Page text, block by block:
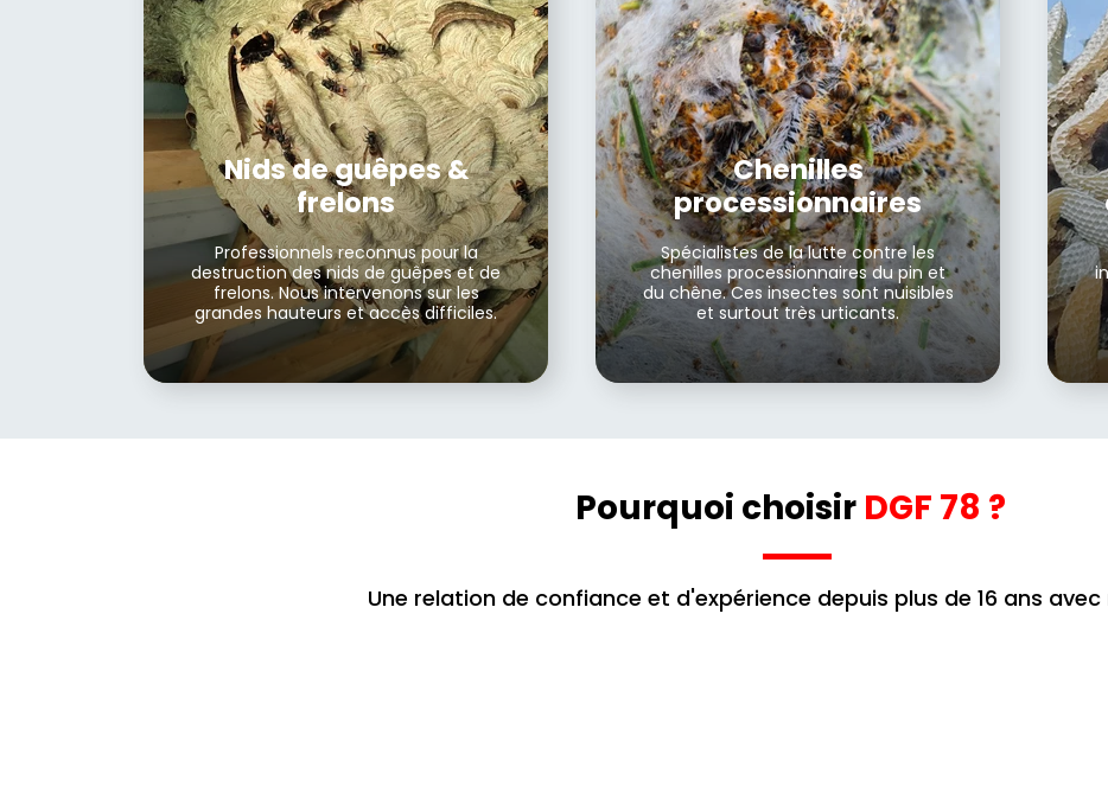
Nids de guêpes &
frelons
Professionnels reconnus pour la
destruction des nids de guêpes et de
frelons. Nous intervenons sur les
grandes hauteurs et accès difficiles.
Chenilles
processionnaires
Spécialistes de la lutte contre les
chenilles processionnaires du pin et
du chêne. Ces insectes sont nuisibles
et surtout très urticants.
Pourquoi choisir DGF 78 ?
Une relation de confiance et d'expérience depuis plus de 16 ans